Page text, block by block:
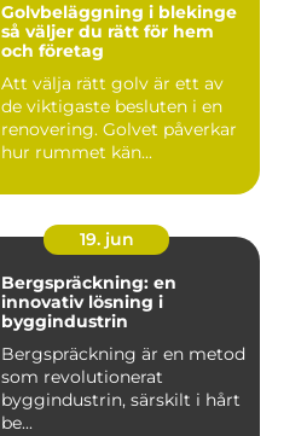
Golvbeläggning i blekinge
så väljer du rätt för hem
och företag
Att välja rätt golv är ett av
de viktigaste besluten i en
renovering. Golvet påverkar
hur rummet kän...
19. jun
Bergspräckning: en
innovativ lösning i
byggindustrin
Bergspräckning är en metod
som revolutionerat
byggindustrin, särskilt i hårt
be...